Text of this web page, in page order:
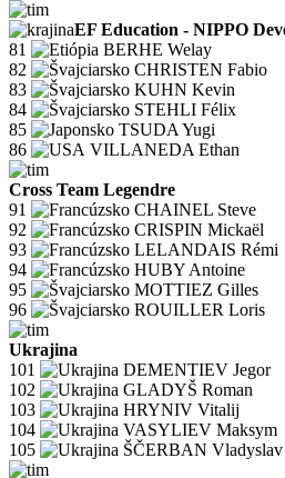
EF Education - NIPPO
81
BERHE Welay
82
CHRISTEN Fabio
83
KUHN Kevin
84
STEHLI Félix
85
TSUDA Yugi
86
VILLANEDA Ethan
Cross Team Legendre
91
CHAINEL Steve
92
CRISPIN Mickaël
93
LELANDAIS Rémi
94
HUBY Antoine
95
MOTTIEZ Gilles
96
ROUILLER Loris
Ukrajina
101
DEMENTIEV Jegor
102
GLADYŠ Roman
103
HRYNIV Vitalij
104
VASYLIEV Maksym
105
ŠČERBAN Vladyslav